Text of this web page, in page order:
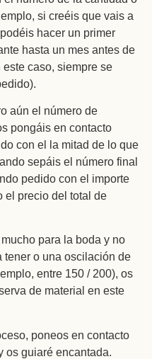
si creéis que vais a
hacer un primer
hasta un mes antes de
este caso, siempre se
aún el número de
pongáis en contacto
con el la mitad de lo que
sepáis el número final
pedido con el importe
el precio del total de
para la boda y no
tener o una oscilación de
entre 150 / 200), os
de material en este
poneos en contacto
os guiaré encantada.